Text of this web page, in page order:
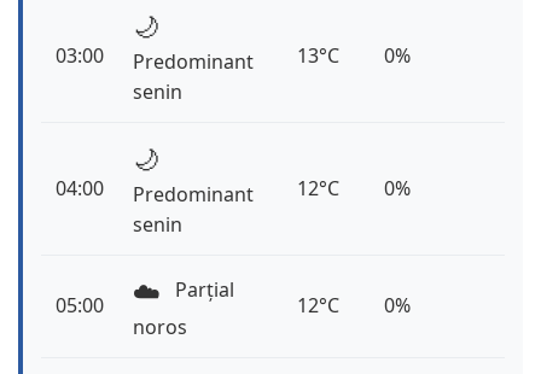
03:00
🌙
Predominant
senin
13°C 0%
04:00
🌙
Predominant
senin
12°C 0%
05:00 ☁️
Parțial
noros
12°C 0%